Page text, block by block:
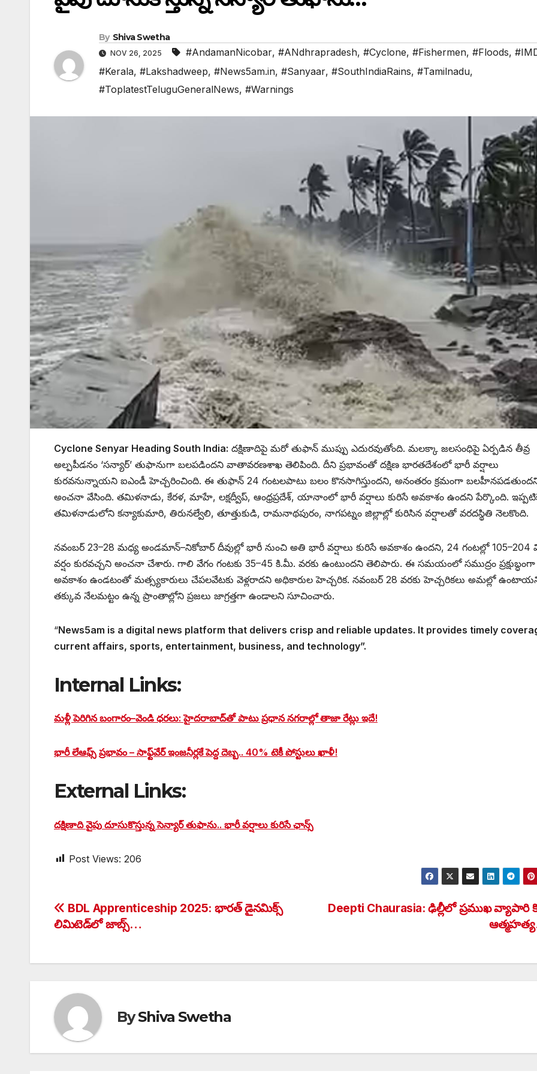
By Shiva Swetha
NOV 26, 2025 #AndamanNicobar, #ANdhrapradesh, #Cyclone, #Fishermen, #Floods,
#Kerala, #Lakshadweep, #News5am.in, #Sanyaar, #SouthIndiaRains, #Tamilnadu,
#ToplatestTeluguGeneralNews, #Warnings
Cyclone Senyar Heading South India: దక్షిణాదిపై మరో తుఫాన్ ముప్పు ఎదురవుతోంది. మలక్కా జలసంధిపై ఏర్పడిన తీవ్ర
అల్పపీడనం ‘సన్యార్’ తుఫానుగా బలపడిందని వాతావరణశాఖ తెలిపింది. దీని ప్రభావంతో దక్షిణ భారతదేశంలో భారీ వర్షాలు
కురవనున్నాయని ఐఎండీ హెచ్చరించింది. ఈ తుఫాన్ 24 గంటలపాటు బలం కొనసాగిస్తుందని, అనంతరం క్రమంగా
అంచనా వేసింది. తమిళనాడు, కేరళ, మాహే, లక్షద్వీప్, ఆంధ్రప్రదేశ్, యానాంలో భారీ వర్షాలు కురిసే అవకాశం ఉందని పేర్కొంది.
తమిళనాడులోని కన్యాకుమారి, తిరునల్వేలి, తూత్తుకుడి, రామనాథపురం, నాగపట్నం జిల్లాల్లో కురిసిన వర్షాలతో వరదస్థితి నెలకొంది.
నవంబర్‌ 23–28 మధ్య అండమాన్‌–నికోబార్‌ దీవుల్లో భారీ నుంచి అతి భారీ వర్షాలు కురిసే అవకాశం ఉందని, 24 గంటల్లో
వర్షం కురవచ్చని అంచనా చేశారు. గాలి వేగం గంటకు 35–45 కి.మీ. వరకు ఉంటుందని తెలిపారు. ఈ సమయంలో సముద్రం
అవకాశం ఉండటంతో మత్స్యకారులు చేపలవేటకు వెళ్లరాదని అధికారుల హెచ్చరిక. నవంబర్ 28 వరకు హెచ్చరికలు అమల్లో
తక్కువ నేలమట్టం ఉన్న ప్రాంతాల్లోని ప్రజలు జాగ్రత్తగా ఉండాలని సూచించారు.
“News5am is a digital news platform that delivers crisp and reliable updates. It provides timely
current affairs, sports, entertainment, business, and technology”.
Internal Links:
మళ్లీ పెరిగిన బంగారం–వెండి ధరలు: హైదరాబాద్‌తో పాటు ప్రధాన నగరాల్లో తాజా రేట్లు ఇదే!
భారీ లేఆఫ్స్‌ ప్రభావం – సాఫ్ట్‌వేర్ ఇంజనీర్లకే పెద్ద దెబ్బ.. 40% టెకీ పోస్టులు ఖాళీ!
External Links:
దక్షిణాది వైపు దూసుకొస్తున్న సెన్యార్ తుఫాను.. భారీ వర్షాలు కురిసే ఛాన్స్
Post Views: 206
Post
navigation
Deepti Chaurasia: ఢిల్లీలో ప్రముఖ వ్యాపారి
BDL Apprenticeship 2025: భారత్ డైనమిక్స్
లిమిటెడ్‌లో జాబ్స్…
ByShiva Swetha